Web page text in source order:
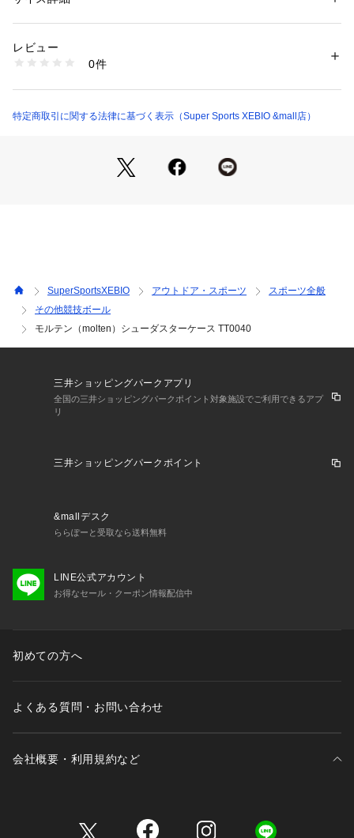
※ブラウザやお使いのモニター環境により、掲載画像と実際の
商品の色味が若干異なる場合があります。
い。モルテン molten スーパースポーツゼビオ ゼビオ Super S
商品番号：
10313420701 （ショップ）
レビュー
0件
特定商取引に関する法律に基づく表示（Super Sports XEBIO &mall店）
SuperSportsXEBIO アウトドア・スポーツ
スポーツ全般
その他競技ボール
モルテン（molten）シューダスターケース TT0040
三井ショッピングパークアプリ
全国の三井ショッピングパークポイント対象施設でご利用できるアプ
リ
三井ショッピングパークポイント
&mallデスク
ららぽーと受取なら送料無料
LINE公式アカウント
お得なセール・クーポン情報配信中
初めての方へ
よくある質問・お問い合わせ
会社概要・利用規約など